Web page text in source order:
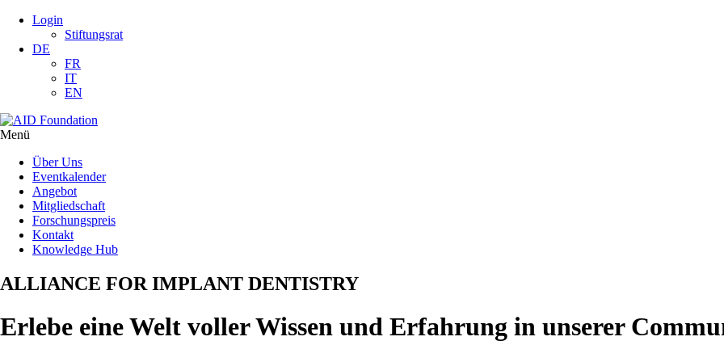
Login
Stiftungsrat
DE
FR
IT
EN
Menü
Über Uns
Eventkalender
Angebot
Mitgliedschaft
Forschungspreis
Kontakt
Knowledge Hub
ALLIANCE FOR IMPLANT DENTISTRY
Erlebe eine Welt voller Wissen und Erfahrung in unserer